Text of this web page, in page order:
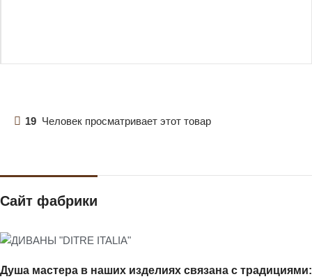
19 Человек просматривает этот товар
Сайт фабрики
Душа мастера в наших изделиях связана с традициями: